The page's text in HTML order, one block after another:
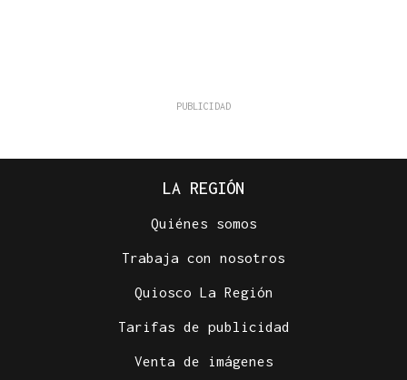
LA REGIÓN
Quiénes somos
Trabaja con nosotros
Quiosco La Región
Tarifas de publicidad
Venta de imágenes